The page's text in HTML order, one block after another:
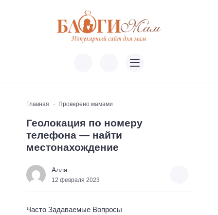
Главная Проверено мамами
Геолокация по номеру
телефона — найти
местонахождение
Алла
12 февраля 2023
Часто Задаваемые Вопросы